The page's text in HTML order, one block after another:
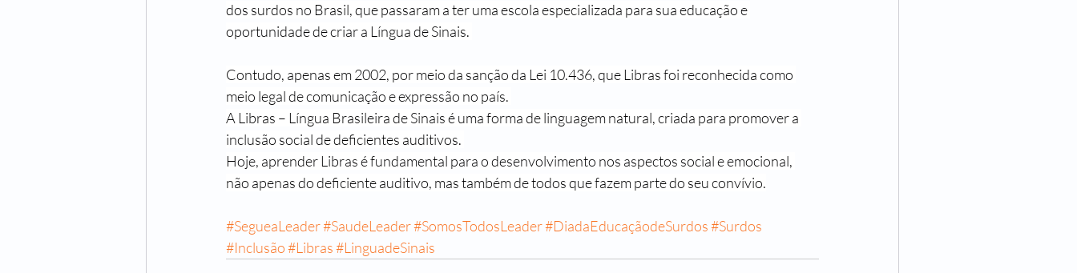
dos surdos no Brasil, que passaram a ter uma escola especializada para sua educação e
oportunidade de criar a Língua de Sinais.
Contudo, apenas em 2002, por meio da sanção da Lei 10.436, que Libras foi reconhecida como
meio legal de comunicação e expressão no país.
A Libras – Língua Brasileira de Sinais é uma forma de linguagem natural, criada para promover a
inclusão social de deficientes auditivos.
Hoje, aprender Libras é fundamental para o desenvolvimento nos aspectos social e emocional,
não apenas do deficiente auditivo, mas também de todos que fazem parte do seu convívio.
#SegueaLeader#SaudeLeader#SomosTodosLeader#DiadaEducaçãodeSurdos#Surdos
#Inclusão#Libras#LinguadeSinais